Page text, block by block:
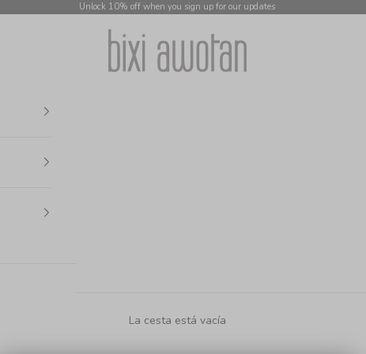
Unlock 10% off when you sign up for our updates
bixi awotan
La cesta está vacía